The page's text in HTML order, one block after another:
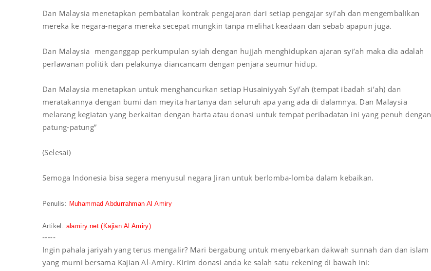
Dan Malaysia menetapkan pembatalan kontrak pengajaran dari setiap pengajar syi’ah dan mengembalikan
mereka ke negara-negara mereka secepat mungkin tanpa melihat keadaan dan sebab apapun juga.
Dan Malaysia menganggap perkumpulan syiah dengan hujjah menghidupkan ajaran syi’ah maka dia adalah
perlawanan politik dan pelakunya diancancam dengan penjara seumur hidup.
Dan Malaysia menetapkan untuk menghancurkan setiap Husainiyyah Syi’ah (tempat ibadah si’ah) dan
meratakannya dengan bumi dan meyita hartanya dan seluruh apa yang ada di dalamnya. Dan Malaysia
melarang kegiatan yang berkaitan dengan harta atau donasi untuk tempat peribadatan ini yang penuh dengan
patung-patung”
(Selesai)
Semoga Indonesia bisa segera menyusul negara Jiran untuk berlomba-lomba dalam kebaikan.
Penulis : Muhammad Abdurrahman Al Amiry
Artikel : alamiry.net (Kajian Al Amiry)
-----
Ingin pahala jariyah yang terus mengalir? Mari bergabung untuk menyebarkan dakwah sunnah dan dan islam
yang murni bersama Kajian Al-Amiry. Kirim donasi anda ke salah satu rekening di bawah ini: